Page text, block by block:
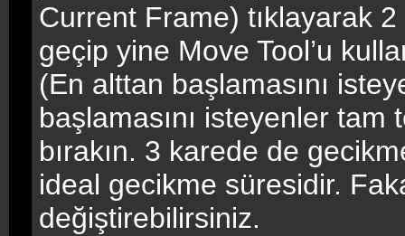
Current Frame) tıklayarak
geçip yine Move Tool’u
(En alttan başlamasını
başlamasını isteyenler
bırakın. 3 karede de
ideal gecikme süresidir.
değiştirebilirsiniz.